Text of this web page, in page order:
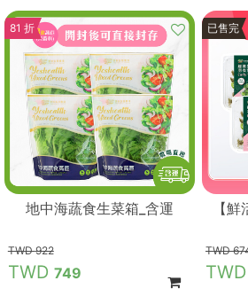
81 折
地中海蔬食生菜箱_含運
922
749
89 折
已售完
【